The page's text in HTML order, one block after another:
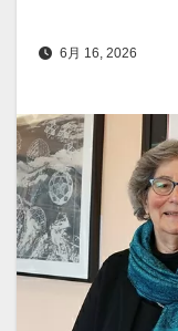
6月 16, 2026